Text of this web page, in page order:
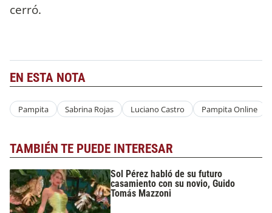
cerró.
EN ESTA NOTA
Pampita Sabrina Rojas Luciano Castro Pampita Online
TAMBIÉN TE PUEDE INTERESAR
Sol Pérez habló de su futuro
casamiento con su novio, Guido
Tomás Mazzoni